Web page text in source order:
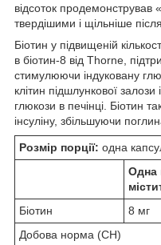
відсоток продемонстрував
твердішими і щільніше
Біотин у підвищеній
в біотин-8 від Thorne,
стимулюючи індуковану
клітин підшлункової
глюкози в печінці. Біотин
інсуліну, збільшуючи
Розмір порції: одна
Одна
Біотин
8 мг
Добова норма (СН)